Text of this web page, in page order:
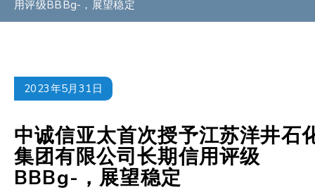
用评级BBBg-，展望稳定
2023年5月31日
中诚信亚太首次授予江苏洋井石
集团有限公司长期信用评级
BBBg-，展望稳定